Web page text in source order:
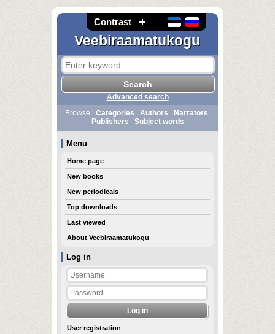
Contrast
Veebiraamatukogu
Log in
User registration
Advanced search
Browse: Categories Authors
Narrators
Publishers
Subject words
Menu
Home page
New books
New periodicals
Top downloads
Last viewed
About Veebiraamatukogu